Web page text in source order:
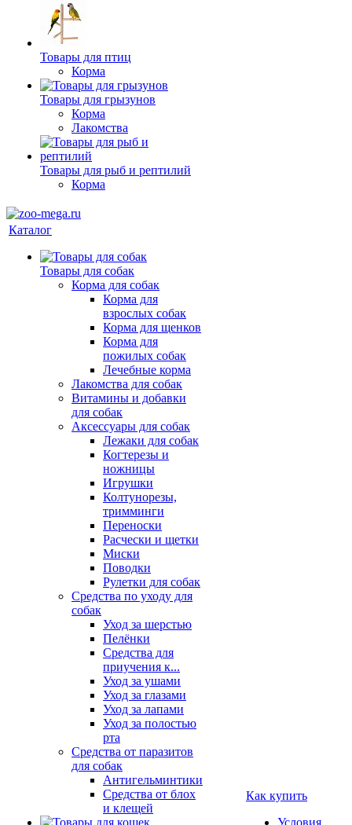
Товары для птиц
Корма
Товары для грызунов
Корма
Лакомства
Товары для рыб и рептилий
Корма
Каталог
Товары для собак
Корма для собак
Корма для
взрослых собак
Корма для щенков
Корма для
пожилых собак
Лечебные корма
Лакомства для собак
Витамины и добавки
для собак
Аксессуары для собак
Лежаки для собак
Когтерезы и
ножницы
Игрушки
Колтунорезы,
тримминги
Переноски
Расчески и щетки
Миски
Поводки
Рулетки для собак
Средства по уходу для
собак
Уход за шерстью
Пелёнки
Средства для
приучения к...
Уход за ушами
Уход за глазами
Уход за лапами
Уход за полостью
рта
Средства от паразитов
для собак
Антигельминтики
Средства от блох
и клещей
Как купить
Условия